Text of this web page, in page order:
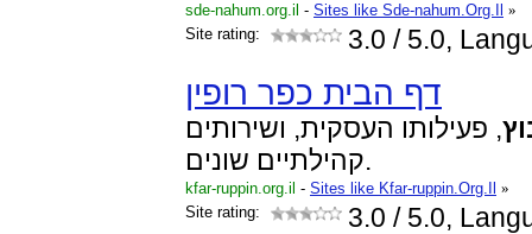
sde-nahum.org.il - Sites like Sde-nahum.Org.Il
»
Site rating:
3.0 / 5.0,
דף הבית כפר רופין
, פעילותו העסקית, ושירותים
קהילתיים שונים.
kfar-ruppin.org.il - Sites like Kfar-ruppin.Org.Il
»
Site rating:
3.0 / 5.0,